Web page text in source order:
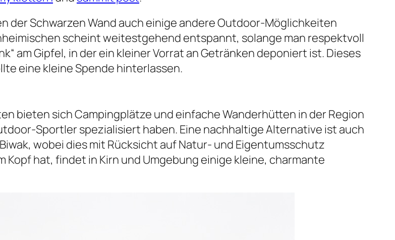
der Schwarzen Wand auch einige andere Outdoor-Möglichkeiten
scheint weitestgehend entspannt, solange man respektvoll
am Gipfel, in der ein kleiner Vorrat an Getränken deponiert ist. Dieses
eine kleine Spende hinterlassen.
bieten sich Campingplätze und einfache Wanderhütten in der Region
Sportler spezialisiert haben. Eine nachhaltige Alternative ist auch
wobei dies mit Rücksicht auf Natur- und Eigentumsschutz
hat, findet in Kirn und Umgebung einige kleine, charmante